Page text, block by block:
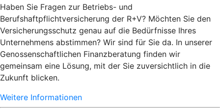
Haben Sie Fragen zur Betriebs- und
Berufshaftpflichtversicherung der R+V? Möchten Sie den
Versicherungsschutz genau auf die Bedürfnisse Ihres
Unternehmens abstimmen? Wir sind für Sie da. In unserer
Genossenschaftlichen Finanzberatung finden wir
gemeinsam eine Lösung, mit der Sie zuversichtlich in die
Zukunft blicken.
Weitere Informationen